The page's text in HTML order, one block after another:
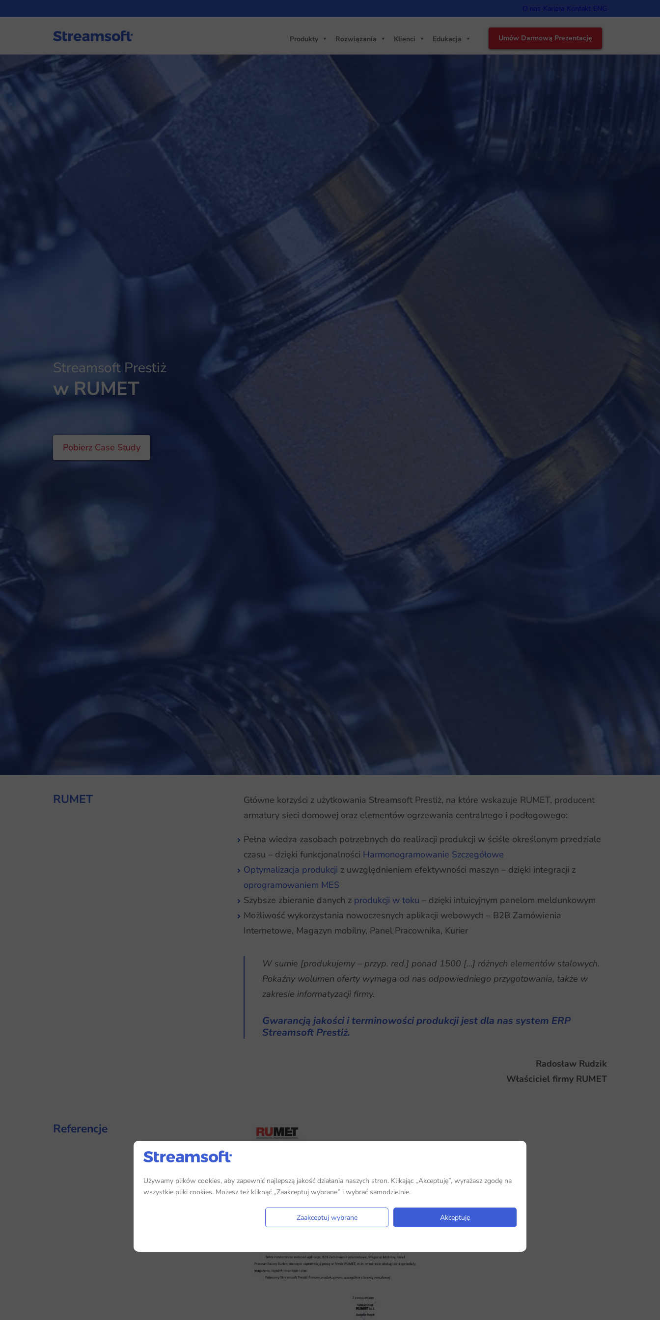
O nas Kariera Kontakt ENG
Produkty Rozwiązania Klienci Edukacja Umów Darmową Prezentację
Streamsoft Prestiż
w RUMET
Pobierz Case Study
RUMET
Główne korzyści z użytkowania Streamsoft Prestiż, na które wskazuje RUMET, producent
armatury sieci domowej oraz elementów ogrzewania centralnego i podłogowego:
Pełna wiedza zasobach potrzebnych do realizacji produkcji w ściśle określonym przedziale
czasu – dzięki funkcjonalności Harmonogramowanie Szczegółowe
Optymalizacja produkcji z uwzględnieniem efektywności maszyn – dzięki integracji z
oprogramowaniem MES
Szybsze zbieranie danych z produkcji w toku – dzięki intuicyjnym panelom meldunkowym
Możliwość wykorzystania nowoczesnych aplikacji webowych – B2B Zamówienia
Internetowe, Magazyn mobilny, Panel Pracownika, Kurier
W sumie [produkujemy – przyp. red.] ponad 1500 […] różnych elementów stalowych.
Pokaźny wolumen oferty wymaga od nas odpowiedniego przygotowania, także w
zakresie informatyzacji firmy.
Gwarancją jakości i terminowości produkcji jest dla nas system ERP
Streamsoft Prestiż.
Radosław Rudzik
Właściciel firmy RUMET
Referencje
Używamy plików cookies, aby zapewnić najlepszą jakość działania naszych stron. Klikając „Akceptuję”, wyrażasz zgodę na
wszystkie pliki cookies. Możesz też kliknąć „Zaakceptuj wybrane” i wybrać samodzielnie.
Zaakceptuj wybrane Akceptuję